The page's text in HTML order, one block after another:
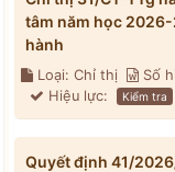
tâm năm học
hành
Loại: Chỉ thị Số
Hiệu lực:
Kiểm tra
Quyết định 41/